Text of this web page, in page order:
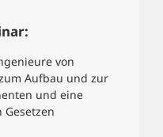
von
Aufbau und zur
und eine